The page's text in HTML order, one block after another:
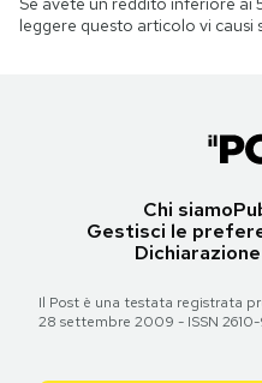
leggere questo articolo vi causi
Chi siamo
Gestisci le
Il Post è una testata registrata
28 settembre 2009 - ISSN